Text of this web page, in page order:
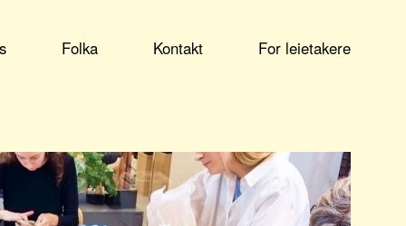
Folka Kontakt For leietakere